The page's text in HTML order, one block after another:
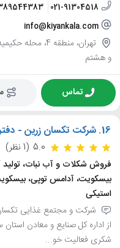
021-91304518
info@kiyankala.com
تهران، منطقه 4،
و هشتم
تماس
16. شرکت تکسان زرین -
5.0 (1 نظر)
فروش شکلات و آب نبات،
بیسکویت، آدامس توپی،
استیکی
از اداره کل صنایع و معادن
شکری فعالیت خو...